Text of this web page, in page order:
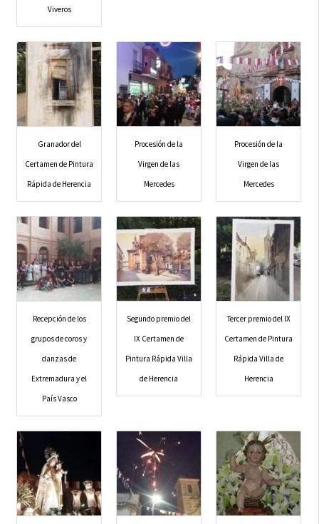
Viveros
Granador del
Certamen de Pintura
Rápida de Herencia
Procesión de la
Virgen de las
Mercedes
Procesión de la
Virgen de las
Mercedes
Recepción de los
grupos de coros y
danzas de
Extremadura y el
País Vasco
Segundo premio del
IX Certamen de
Pintura Rápida Villa
de Herencia
Tercer premio del IX
Certamen de Pintura
Rápida Villa de
Herencia